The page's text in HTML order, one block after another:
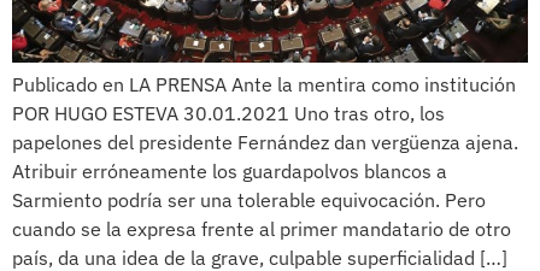
Publicado en LA PRENSA Ante la mentira como institución
POR HUGO ESTEVA 30.01.2021 Uno tras otro, los
papelones del presidente Fernández dan vergüenza ajena.
Atribuir erróneamente los guardapolvos blancos a
Sarmiento podría ser una tolerable equivocación. Pero
cuando se la expresa frente al primer mandatario de otro
país, da una idea de la grave, culpable superficialidad […]